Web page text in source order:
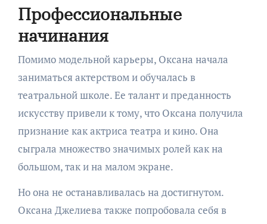
Профессиональные
начинания
Помимо модельной карьеры, Оксана начала
заниматься актерством и обучалась в
театральной школе. Ее талант и преданность
искусству привели к тому, что Оксана получила
признание как актриса театра и кино. Она
сыграла множество значимых ролей как на
большом, так и на малом экране.
Но она не останавливалась на достигнутом.
Оксана Джелиева также попробовала себя в